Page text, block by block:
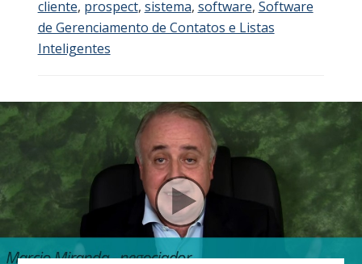
cliente, prospect, sistema, software, Software
de Gerenciamento de Contatos e Listas
Inteligentes